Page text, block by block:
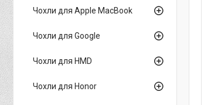
Чохли для Apple MacBook
Чохли для Google
Чохли для HMD
Чохли для Honor